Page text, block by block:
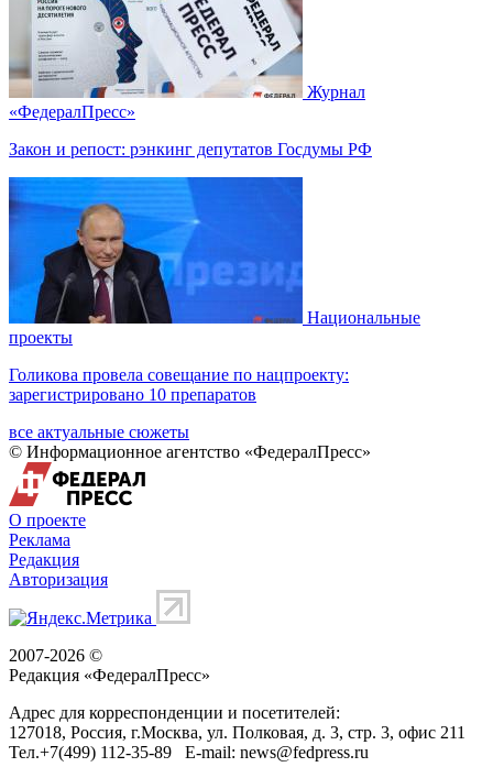
Журнал
«ФедералПресс»
Закон и репост: рэнкинг депутатов Госдумы РФ
Национальные
проекты
Голикова провела совещание по нацпроекту:
зарегистрировано 10 препаратов
все актуальные сюжеты
© Информационное агентство «ФедералПресс»
О проекте
Реклама
Редакция
Авторизация
2007-2026 ©
Редакция «ФедералПресс»
Адрес для корреспонденции и посетителей:
127018, Россия, г.Москва, ул. Полковая, д. 3, стр. 3, офис 211
Тел.+7(499) 112-35-89 E-mail: news@fedpress.ru